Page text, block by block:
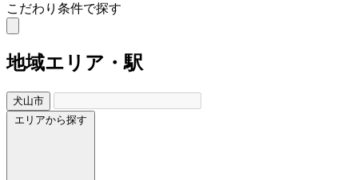
こだわり条件で探す
地域エリア・駅
犬山市
エリアから探す